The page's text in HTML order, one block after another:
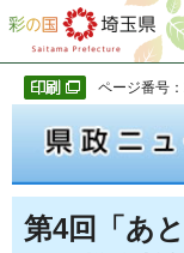
彩の国 埼玉県
ページ番号
第4回「あ